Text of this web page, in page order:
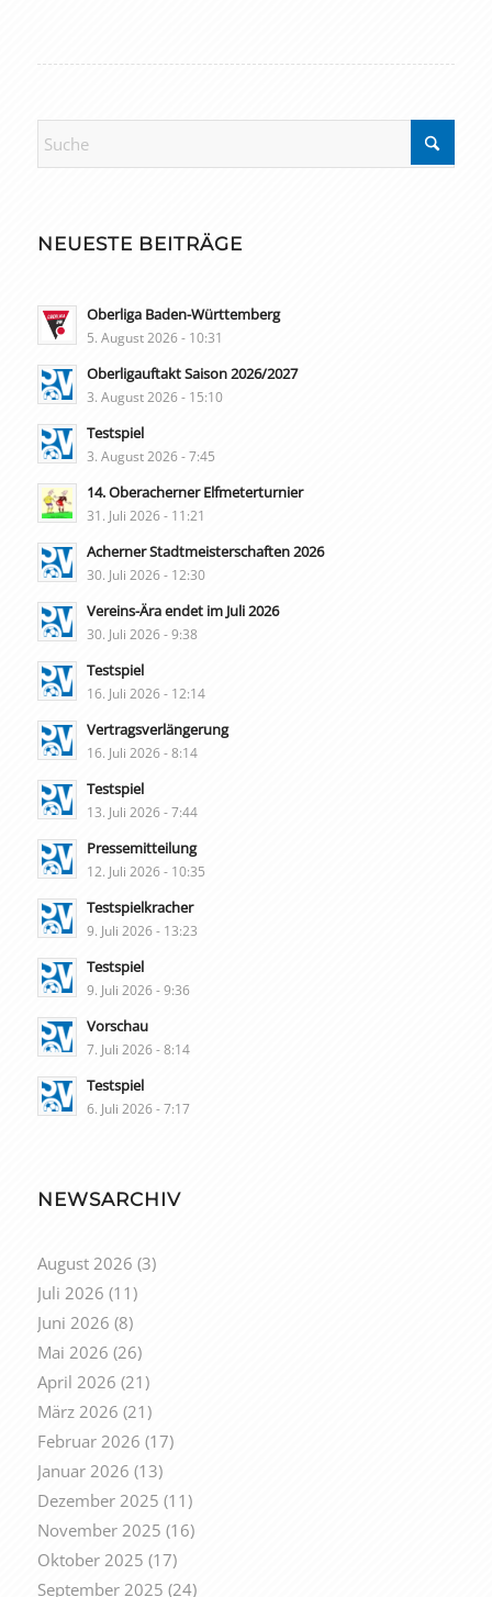
NEUESTE BEITRÄGE
Oberliga Baden-Württemberg
5. August 2026 - 10:31
Oberligauftakt Saison 2026/2027
3. August 2026 - 15:10
Testspiel
3. August 2026 - 7:45
14. Oberacherner Elfmeterturnier
31. Juli 2026 - 11:21
Acherner Stadtmeisterschaften 2026
30. Juli 2026 - 12:30
Vereins-Ära endet im Juli 2026
30. Juli 2026 - 9:38
Testspiel
16. Juli 2026 - 12:14
Vertragsverlängerung
16. Juli 2026 - 8:14
Testspiel
13. Juli 2026 - 7:44
Pressemitteilung
12. Juli 2026 - 10:35
Testspielkracher
9. Juli 2026 - 13:23
Testspiel
9. Juli 2026 - 9:36
Vorschau
7. Juli 2026 - 8:14
Testspiel
6. Juli 2026 - 7:17
NEWSARCHIV
August 2026 (3)
Juli 2026 (11)
Juni 2026 (8)
Mai 2026 (26)
April 2026 (21)
März 2026 (21)
Februar 2026 (17)
Januar 2026 (13)
Dezember 2025 (11)
November 2025 (16)
Oktober 2025 (17)
September 2025 (24)